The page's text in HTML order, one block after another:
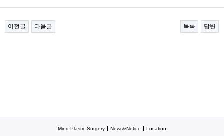
이전글 다음글 목록 답변
Mind Plastic Surgery News&Notice Location